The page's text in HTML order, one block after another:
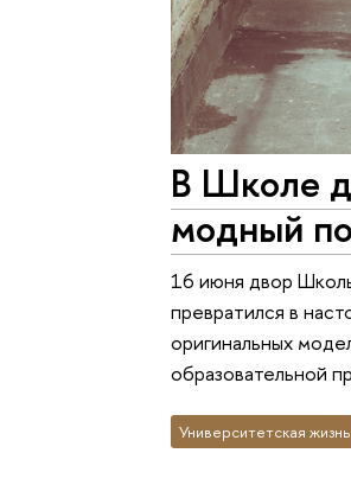
В Школе
модный
16 июня двор
превратился в
оригинальных
образовательной
Университетская жизнь